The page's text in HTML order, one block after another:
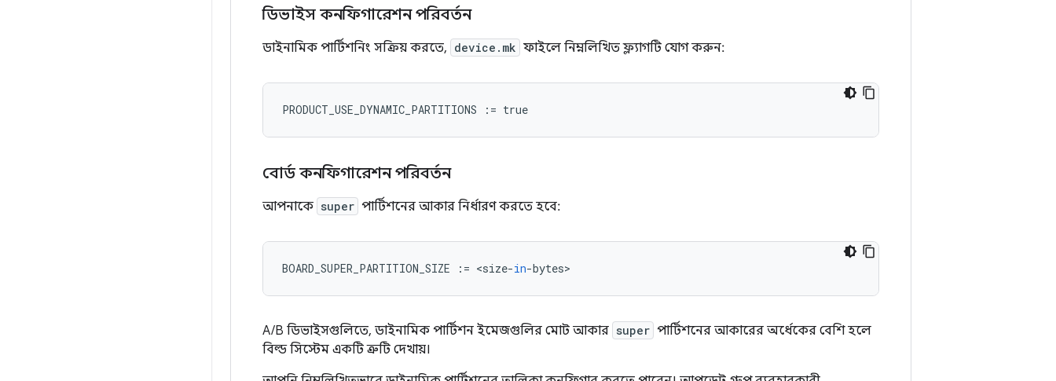
ডিভাইস কনফিগারেশন পরিবর্তন
ডাইনামিক পার্টিশনিং সক্রিয় করতে, device.mk ফাইলে নিম্নলিখিত ফ্ল্যাগটি যোগ করুন:
PRODUCT_USE_DYNAMIC_PARTITIONS := true
বোর্ড কনফিগারেশন পরিবর্তন
আপনাকে super পার্টিশনের আকার নির্ধারণ করতে হবে:
BOARD_SUPER_PARTITION_SIZE := <size-in-bytes>
A/B ডিভাইসগুলিতে, ডাইনামিক পার্টিশন ইমেজগুলির মোট আকার super পার্টিশনের আকারের অর্ধেকের বেশি হলে
বিল্ড সিস্টেম একটি ত্রুটি দেখায়।